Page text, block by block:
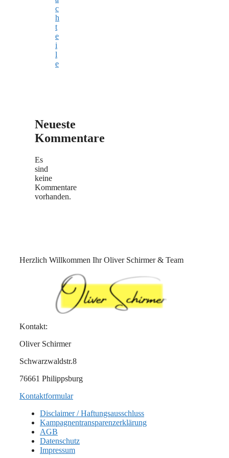
c
h
t
e
i
l
e
Neueste
Kommentare
Es
sind
keine
Kommentare
vorhanden.
Herzlich Willkommen Ihr Oliver Schirmer & Team
Kontakt:
Oliver Schirmer
Schwarzwaldstr.8
76661 Philippsburg
Kontaktformular
Disclaimer / Haftungsausschluss
Kampagnentransparenzerklärung
AGB
Datenschutz
Impressum